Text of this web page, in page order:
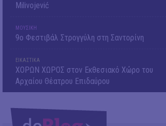
Milivojević
ΜΟΥΣΙΚΗ
9o Φεστιβάλ Στρογγύλη στη Σαντορίνη
ΕΙΚΑΣΤΙΚΑ
ΧΟΡΩΝ ΧΩΡΟΣ στον Εκθεσιακό Χώρο του
Αρχαίου Θέατρου Επιδαύρου